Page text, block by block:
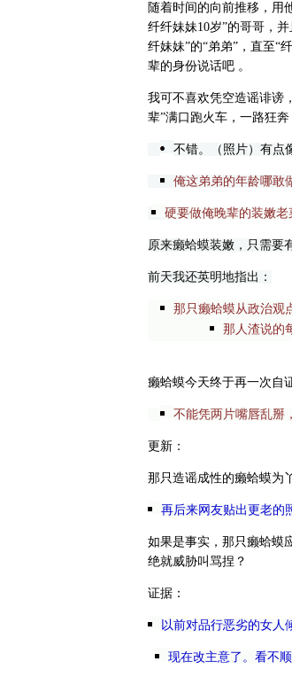
随着时间的向前推移，用
纤纤妹妹10岁”的哥哥，
纤妹妹”的“弟弟”，直至“
辈的身份说话吧 。
我可不喜欢凭空造谣诽谤
辈”满口跑火车，一路狂
不错。（照片）有点
俺这弟弟的年龄哪敢
硬要做俺晚辈的装嫩
原来癞蛤蟆装嫩，只需要
前天我还英明地指出：
那只癞蛤蟆从政治观
那人渣说的
癞蛤蟆今天终于再一次自
不能凭两片嘴唇乱掰
更新：
那只造谣成性的癞蛤蟆为
再后来网友贴出更老的
如果是事实，那只癞蛤蟆
绝就威胁叫骂捏？
证据：
以前对品行恶劣的女人
现在改主意了。看不